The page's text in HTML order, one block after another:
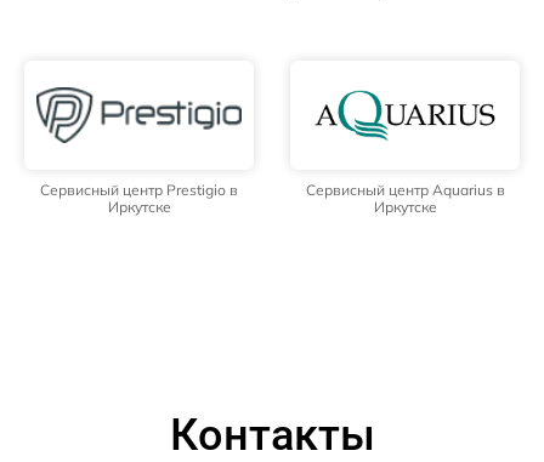
Сервисный центр Prestigio в
Иркутске
Сервисный центр Aquarius в
Иркутске
Контакты